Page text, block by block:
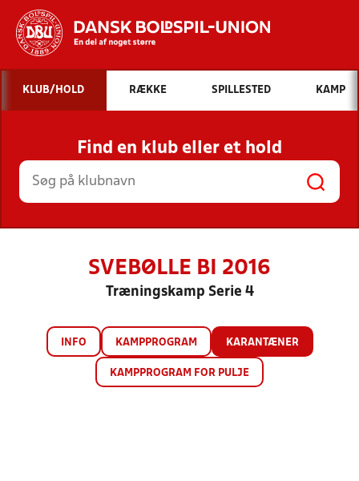
Hvad vil du søge efter?
INDHOLD OG NYHEDER
STILLINGER, RESULTATER, KLUBBER OG
HOLD
KLUB/HOLD RÆKKE SPILLESTED KAMP
Find en klub eller et hold
SVEBØLLE BI 2016
Træningskamp Serie 4
INFO KAMPPROGRAM KARANTÆNER
KAMPPROGRAM FOR PULJE